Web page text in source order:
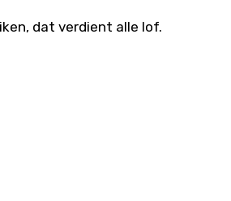
dat verdient alle lof.